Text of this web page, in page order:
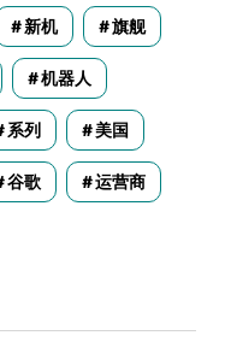
新机 旗舰
机器人
系列 美国
谷歌 运营商